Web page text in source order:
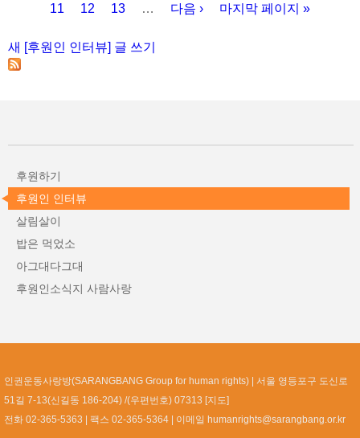
페이지
11
12 13 … 다음 › 마지막 페이지 »
새 [후원인 인터뷰] 글 쓰기
후원하기
후원인 인터뷰
살림살이
밥은 먹었소
아그대다그대
후원인소식지 사람사랑
인권운동사랑방(SARANGBANG Group for human rights)
서울 영등포구 도신로
51길 7-13(신길동 186-204) /(우편번호) 07313 [지도]
전화 02-365-5363
팩스 02-365-5364 이메일 humanrights@sarangbang.or.kr